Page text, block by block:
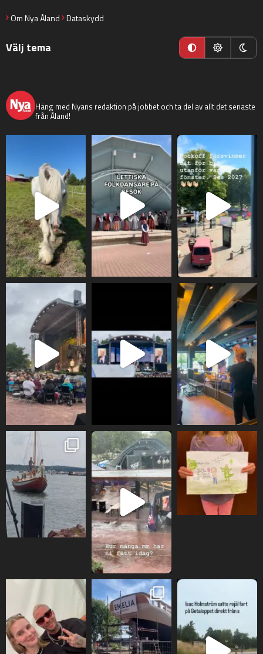
Om Nya Åland Dataskydd
Välj tema
Häng med Nyans redaktion på jobbet och ta del av allt det senaste
från Åland!